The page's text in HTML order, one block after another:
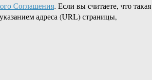
Соглашения. Если вы считаете, что такая
адреса (URL) страницы,